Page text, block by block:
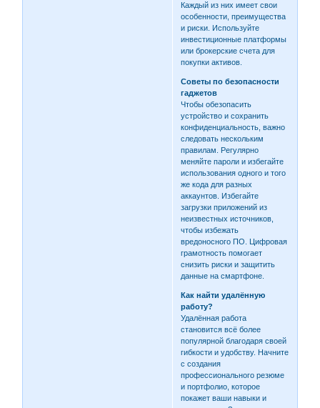
Каждый из них имеет свои
особенности, преимущества
и риски. Используйте
инвестиционные платформы
или брокерские счета для
покупки активов.
Советы по безопасности
гаджетов
Чтобы обезопасить
устройство и сохранить
конфиденциальность, важно
следовать нескольким
правилам. Регулярно
меняйте пароли и избегайте
использования одного и того
же кода для разных
аккаунтов. Избегайте
загрузки приложений из
неизвестных источников,
чтобы избежать
вредоносного ПО. Цифровая
грамотность помогает
снизить риски и защитить
данные на смартфоне.
Как найти удалённую
работу?
Удалённая работа
становится всё более
популярной благодаря своей
гибкости и удобству. Начните
с создания
профессионального резюме
и портфолио, которое
покажет ваши навыки и